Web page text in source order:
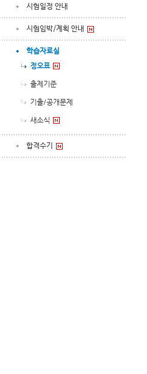
시험일정 안내
시험임박/계획 안내
학습자료실
정오표
출제기준
기출/공개문제
새소식
합격수기